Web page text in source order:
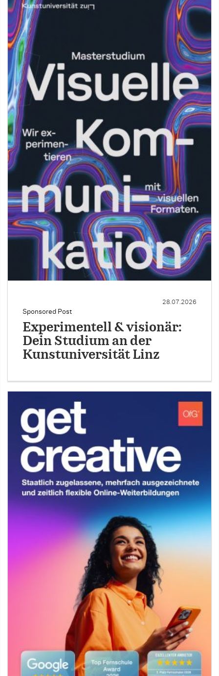
Sponsored Post
28.07.2026
Experimentell & visionär:
Dein Studium an der
Kunstuniversität Linz